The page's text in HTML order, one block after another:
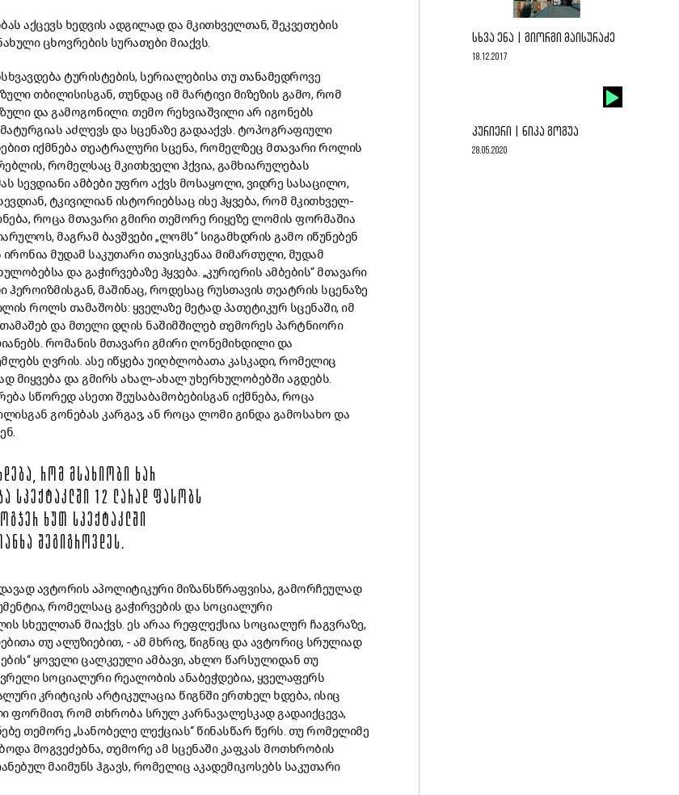
აქცევს ხედვის ადგილად და მკითხველთან, შეკვეთების
ცხოვრების სურათები მიაქვს.
ტურისტების, სერიალებისა თუ თანამედროვე
თბილისისგან, თუნდაც იმ მარტივი მიზეზის გამო, რომ
და გამოგონილი. თემო რეხვიაშვილი არ იგონებს
აძლევს და სცენაზე გადააქვს. ტოპოგრაფიული
იქმნება თეატრალური სცენა, რომელზეც მთავარი როლის
რომელსაც მკითხველი ჰქვია, გამხიარულებას
სევდიანი ამბები უფრო აქვს მოსაყოლი, ვიდრე სასაცილო,
ტკივილიან ისტორიებსაც ისე ჰყვება, რომ მკითხველ-
როცა მთავარი გმირი თემორე რიყეზე ლომის ფორმაშია
მაგრამ ბავშვები „ლომს“ სიგამხდრის გამო იწუნებენ
მუდამ საკუთარი თავისკენაა მიმართული, მუდამ
და გაჭირვებაზე ჰყვება. „კურიერის ამბების“ მთავარი
მაშინაც, როდესაც რუსთავის თეატრის სცენაზე
როლს თამაშობს: ყველაზე მეტად პათეტიკურ სცენაში, იმ
და მთელი დღის ნაშიმშილებ თემორეს პარტნიორი
რომანის მთავარი გმირი ღონემიხდილი და
ღვრის. ასე იწყება უიღბლობათა კასკადი, რომელიც
და გმირს ახალ-ახალ უხერხულობებში აგდებს.
სწორედ ასეთი შეუსაბამობებისგან იქმნება, როცა
გონებას კარგავ, ან როცა ლომი გინდა გამოსახო და
ᲠᲝᲛ ᲛᲡᲐᲮᲘᲝᲑᲘ ᲮᲐᲠ
ᲡᲞᲔᲥᲢᲐᲙᲚᲨᲘ 12 ᲚᲐᲠᲐᲓ ᲤᲐᲡᲝᲑᲡ
ᲮᲣᲗ ᲡᲞᲔᲥᲢᲐᲙᲚᲨᲘ
ᲨᲔᲒᲘᲒᲠᲝᲕᲓᲔᲡ.
ავტორის აპოლიტიკური მიზანსწრაფვისა, გამორჩეულად
რომელსაც გაჭირვების და სოციალური
სხეულთან მიაქვს. ეს არაა რეფლექსია სოციალურ ჩაგვრაზე,
თუ ალუზიებით, - ამ მხრივ, წიგნიც და ავტორიც სრულიად
ყოველი ცალკეული ამბავი, ახლო წარსულიდან თუ
სოციალური რეალობის ანაბეჭდებია, ყველაფერს
კრიტიკის არტიკულაცია წიგნში ერთხელ ხდება, ისიც
ფორმით, რომ თხრობა სრულ კარნავალესკად გადაიქცევა,
თემორე „სანობელე ლექციას“ წინასწარ წერს. თუ რომელიმე
მოგვეძებნა, თემორე ამ სცენაში კაფკას მოთხრობის
მაიმუნს ჰგავს, რომელიც აკადემიკოსებს საკუთარი
ᲡᲮᲕᲐ ᲔᲜᲐ | ᲒᲘᲝᲠᲒᲘ ᲛᲐᲘᲡᲣᲠᲐᲫᲔ
18.12.2017
ᲙᲣᲠᲘᲔᲠᲘ | ᲜᲘᲙᲐ ᲒᲝᲒᲣᲐ
28.05.2020